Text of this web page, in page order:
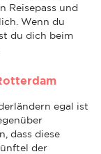
Reisepass und
Wenn du
du dich beim
egal ist
dass diese
der